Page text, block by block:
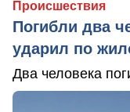
Происшествия
Погибли два
ударил по
Два человека